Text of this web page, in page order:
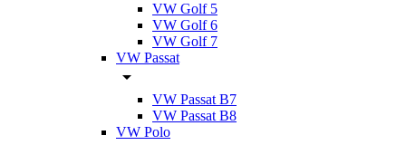
VW Golf 5
VW Golf 6
VW Golf 7
VW Passat
VW Passat B7
VW Passat B8
VW Polo